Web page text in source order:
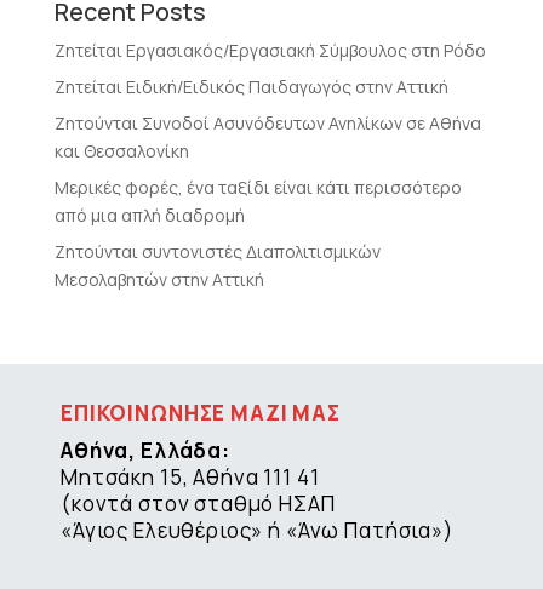
Recent Posts
Ζητείται Εργασιακός/Εργασιακή Σύμβουλος στη Ρόδο
Ζητείται Ειδική/Ειδικός Παιδαγωγός στην Αττική
Ζητούνται Συνοδοί Ασυνόδευτων Ανηλίκων σε Αθήνα
και Θεσσαλονίκη
Μερικές φορές, ένα ταξίδι είναι κάτι περισσότερο
από μια απλή διαδρομή
Ζητούνται συντονιστές Διαπολιτισμικών
Μεσολαβητών στην Αττική
ΕΠΙΚΟΙΝΩΝΗΣΕ ΜΑΖΙ ΜΑΣ
Αθήνα, Ελλάδα:
Μητσάκη 15, Αθήνα 111 41
(κοντά στον σταθμό ΗΣΑΠ
«Άγιος Ελευθέριος» ή «Άνω Πατήσια»)